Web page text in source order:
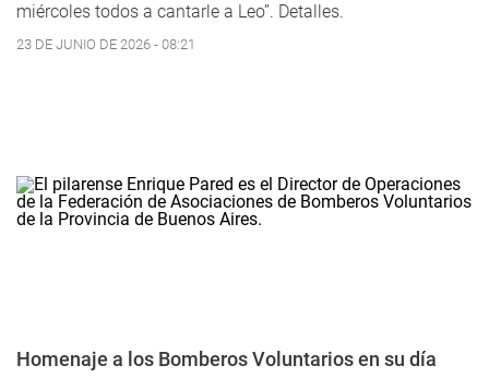
miércoles todos a cantarle a Leo”. Detalles.
23 DE JUNIO DE 2026 - 08:21
Homenaje a los Bomberos Voluntarios en su día